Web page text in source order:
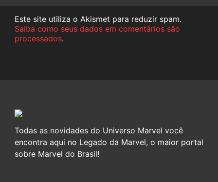
Este site utiliza o Akismet para reduzir spam.
Saiba como seus dados em comentários são
processados.
Todas as novidades do Universo Marvel você
encontra aqui no Legado da Marvel, o maior portal
sobre Marvel do Brasil!